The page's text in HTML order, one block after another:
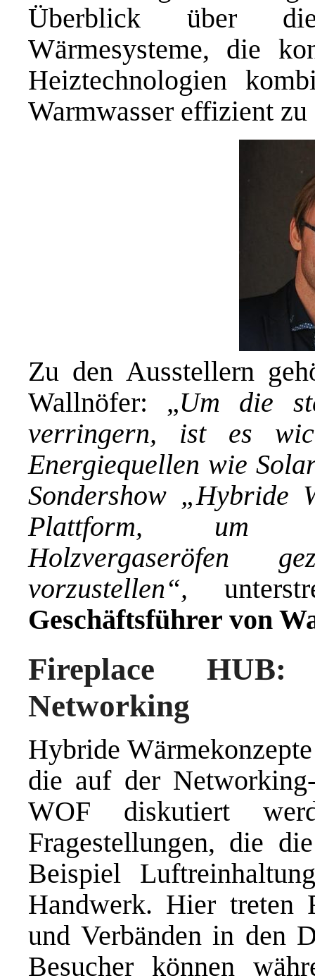
Überblick über
Wärmesysteme, die
Heiztechnologien
Warmwasser effizient zu
Zu den Ausstellern
Wallnöfer: „Um die
verringern, ist es
Energiequellen wie
Sondershow „Hybride
Plattform, um
Holzvergaseröfen
vorzustellen“,
Geschäftsführer von
Fireplace HUB:
Networking
Hybride
die auf der
WOF diskutiert
Fragestellungen, die
Beispiel
Handwerk. Hier treten
und Verbänden in den
Besucher können